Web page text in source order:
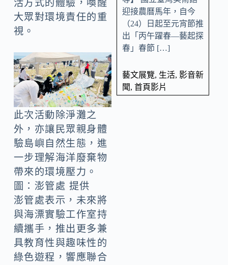
活方式的體驗，喚醒
大眾對環境責任的重
視。
此次活動除淨灘之
外，亦讓民眾親身體
驗島嶼自然生態，進
一步理解海洋廢棄物
帶來的環境壓力。
圖：澎管處 提供
澎管處表示，未來將
與海漂實驗工作室持
續攜手，推出更多兼
具教育性與趣味性的
綠色遊程，響應聯合
迎接農曆馬年，自今
（24）日起至元宵節推
出「丙午躍春—藝起探
春」春節 […]
藝文展覽, 生活, 影音新
聞, 首頁影片